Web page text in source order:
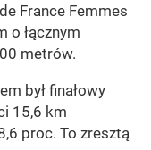
France Femmes
o łącznym
metrów.
był finałowy
15,6 km
proc. To zresztą